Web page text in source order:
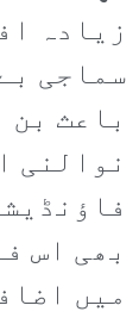
زیادہ
سماجی
باعث
نوالنی
بھی اس
میں